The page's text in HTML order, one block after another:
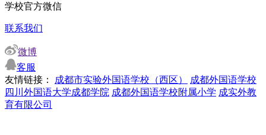
学校官方微信
联系我们
微博
客服
友情链接：
成都市实验外国语学校（西区）
成都外国语学校
四川外国语大学成都学院 成都外国语学校附属小学 成实外教
育有限公司